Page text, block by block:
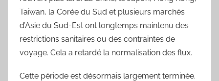
Taiwan, la Corée du Sud et plusieurs marchés
d’Asie du Sud-Est ont longtemps maintenu des
restrictions sanitaires ou des contraintes de
voyage. Cela a retardé la normalisation des flux.
Cette période est désormais largement terminée.